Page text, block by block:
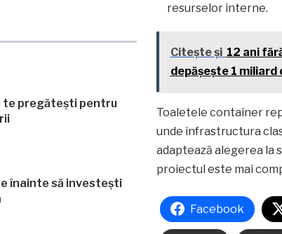
te pregătești pentru
înainte să investești
resurselor interne.
Citește și 12 ani
depășește 1 miliard
Toaletele container
unde infrastructura
adaptează alegerea la
proiectul este mai
Facebook